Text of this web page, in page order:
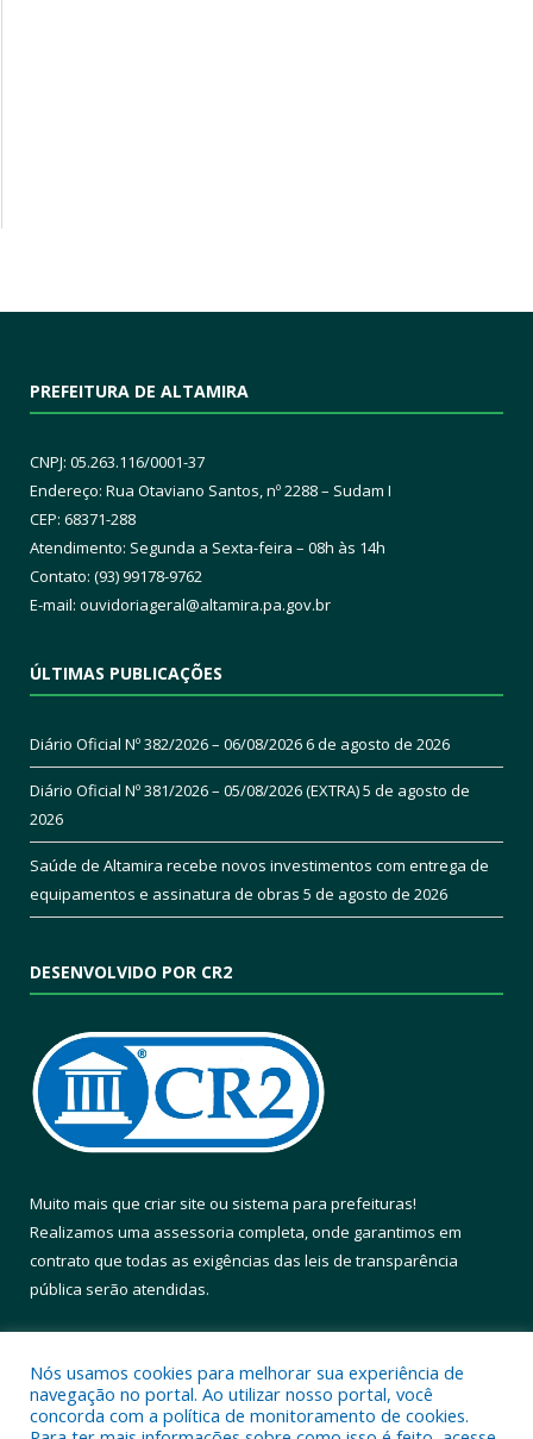
PREFEITURA DE ALTAMIRA
CNPJ: 05.263.116/0001-37
Endereço: Rua Otaviano Santos, nº 2288 – Sudam I
CEP: 68371-288
Atendimento: Segunda a Sexta-feira – 08h às 14h
Contato: (93) 99178-9762
E-mail: ouvidoriageral@altamira.pa.gov.br
ÚLTIMAS PUBLICAÇÕES
Diário Oficial Nº 382/2026 – 06/08/20266 de agosto de 2026
Diário Oficial Nº 381/2026 – 05/08/2026 (EXTRA)5 de agosto de
2026
Saúde de Altamira recebe novos investimentos com entrega de
equipamentos e assinatura de obras 5 de agosto de 2026
DESENVOLVIDO POR CR2
Muito mais que criar site ou sistema para prefeituras!
Realizamos uma assessoria completa, onde garantimos em
contrato que todas as exigências das leis de transparência
pública serão atendidas.
Nós usamos cookies para melhorar sua experiência de
navegação no portal. Ao utilizar nosso portal, você
concorda com a política de monitoramento de cookies.